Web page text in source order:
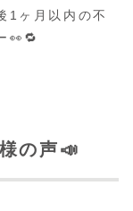
1ヶ月以内の不
👀🔁
の声📣